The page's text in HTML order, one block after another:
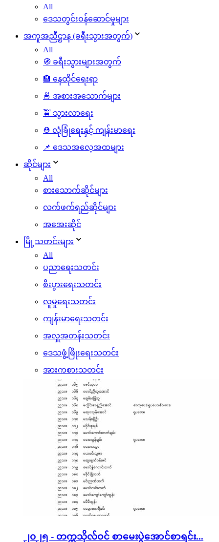
All
ဒေသတွင်းဝန်ဆောင်မှုများ
အကူအညီဌာန (ခရီးသွားအတွက်)
All
🧭 ခရီးသွားများအတွက်
🏨 နေထိုင်ရေးရာ
🍜 အစားအသောက်များ
🚖 သွားလာရေး
⛑️ လုံခြုံရေးနှင့် ကျန်းမာရေး
📌 ဒေသအလေ့အထများ
ဆိုင်များ
All
စားသောက်ဆိုင်များ
လက်ဖက်ရည်ဆိုင်များ
အအေးဆိုင်
မြို့သတင်းများ
All
ပညာရေးသတင်း
စီးပွားရေးသတင်း
လူမှုရေးသတင်း
ကျန်းမာရေးသတင်း
အလှူအတန်းသတင်း
ဒေသဖွံ့ဖြိုးရေးသတင်း
အားကစားသတင်း
၂၀၂၅ - တက္ကသိုလ်ဝင် စာမေးပွဲအောင်စာရင်း...